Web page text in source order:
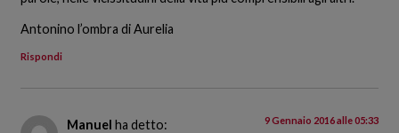
Antonino l’ombra di Aurelia
Rispondi
Manuel ha detto: 9 Gennaio 2016 alle 05:33